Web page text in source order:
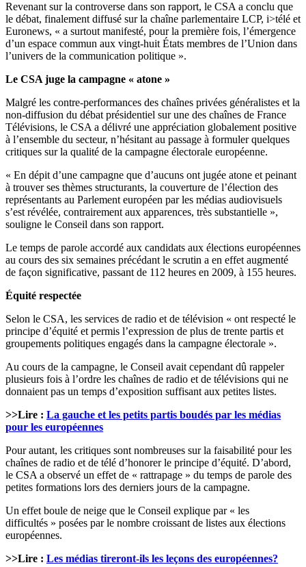
Revenant sur la controverse dans son rapport, le CSA a conclu que
le débat, finalement diffusé sur la chaîne parlementaire LCP, i>télé et
Euronews, « a surtout manifesté, pour la première fois, l’émergence
d’un espace commun aux vingt-huit États membres de l’Union dans
l’univers de la communication politique ».
Le CSA juge la campagne « atone »
Malgré les contre-performances des chaînes privées généralistes et la
non-diffusion du débat présidentiel sur une des chaînes de France
Télévisions, le CSA a délivré une appréciation globalement positive
à l’ensemble du secteur, n’hésitant au passage à formuler quelques
critiques sur la qualité de la campagne électorale européenne.
« En dépit d’une campagne que d’aucuns ont jugée atone et peinant
à trouver ses thèmes structurants, la couverture de l’élection des
représentants au Parlement européen par les médias audiovisuels
s’est révélée, contrairement aux apparences, très substantielle »,
souligne le Conseil dans son rapport.
Le temps de parole accordé aux candidats aux élections européennes
au cours des six semaines précédant le scrutin a en effet augmenté
de façon significative, passant de 112 heures en 2009, à 155 heures.
Équité respectée
Selon le CSA, les services de radio et de télévision « ont respecté le
principe d’équité et permis l’expression de plus de trente partis et
groupements politiques engagés dans la campagne électorale ».
Au cours de la campagne, le Conseil avait cependant dû rappeler
plusieurs fois à l’ordre les chaînes de radio et de télévisions qui ne
donnaient pas un temps d’exposition suffisant aux petites listes.
>>Lire : La gauche et les petits partis boudés par les médias
pour les européennes
Pour autant, les critiques sont nombreuses sur la faisabilité pour les
chaînes de radio et de télé d’honorer le principe d’équité. D’abord,
le CSA a observé un effet de « rattrapage » du temps de parole des
petites formations lors des derniers jours de la campagne.
Un effet boule de neige que le Conseil explique par « les
difficultés » posées par le nombre croissant de listes aux élections
européennes.
>>Lire : Les médias tireront-ils les leçons des européennes?